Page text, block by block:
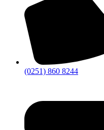
(0251) 860 8244